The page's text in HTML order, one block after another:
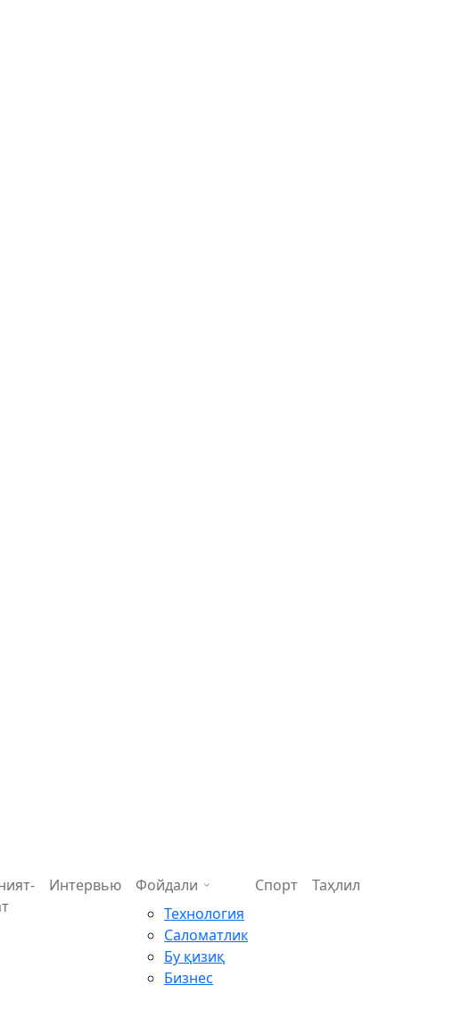
Интервью
Фойдали
Технология
Саломатлик
Бу қизиқ
Бизнес
Спорт Таҳлил